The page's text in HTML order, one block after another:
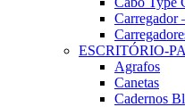
Carregador
ESCRITÓRIO-
Agrafos
Canetas
Cadernos